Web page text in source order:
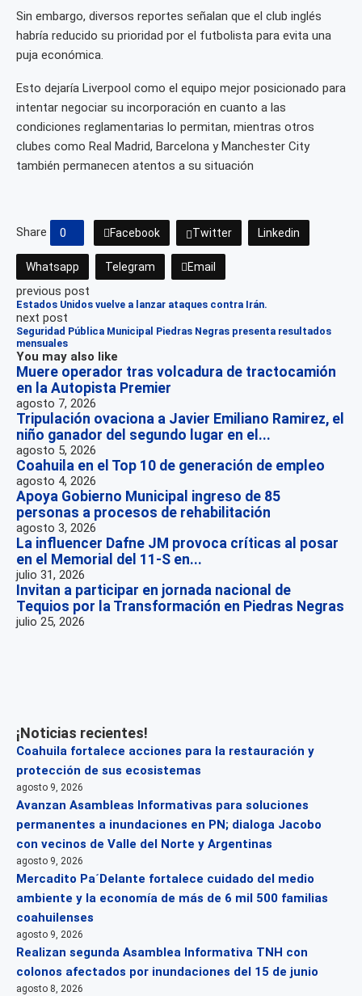
Sin embargo, diversos reportes señalan que el club inglés
habría reducido su prioridad por el futbolista para evita una
puja económica.
Esto dejaría Liverpool como el equipo mejor posicionado para
intentar negociar su incorporación en cuanto a las
condiciones reglamentarias lo permitan, mientras otros
clubes como Real Madrid, Barcelona y Manchester City
también permanecen atentos a su situación
Share 0 Facebook Twitter Linkedin
Whatsapp Telegram Email
previous post
Estados Unidos vuelve a lanzar ataques contra Irán.
next post
Seguridad Pública Municipal Piedras Negras presenta resultados
mensuales
You may also like
Muere operador tras volcadura de tractocamión
en la Autopista Premier
agosto 7, 2026
Tripulación ovaciona a Javier Emiliano Ramirez, el
niño ganador del segundo lugar en el...
agosto 5, 2026
Coahuila en el Top 10 de generación de empleo
agosto 4, 2026
Apoya Gobierno Municipal ingreso de 85
personas a procesos de rehabilitación
agosto 3, 2026
La influencer Dafne JM provoca críticas al posar
en el Memorial del 11-S en...
julio 31, 2026
Invitan a participar en jornada nacional de
Tequios por la Transformación en Piedras Negras
julio 25, 2026
¡Noticias recientes!
Coahuila fortalece acciones para la restauración y
protección de sus ecosistemas
agosto 9, 2026
Avanzan Asambleas Informativas para soluciones
permanentes a inundaciones en PN; dialoga Jacobo
con vecinos de Valle del Norte y Argentinas
agosto 9, 2026
Mercadito Pa´Delante fortalece cuidado del medio
ambiente y la economía de más de 6 mil 500 familias
coahuilenses
agosto 9, 2026
Realizan segunda Asamblea Informativa TNH con
colonos afectados por inundaciones del 15 de junio
agosto 8, 2026